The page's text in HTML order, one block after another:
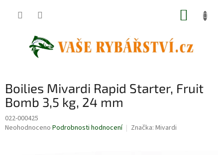
Boilies Mivardi Rapid Starter, Fruit
Bomb 3,5 kg, 24 mm
022-000425
Průměrné
Neohodnoceno Podrobnosti hodnocení Značka: Mivardi